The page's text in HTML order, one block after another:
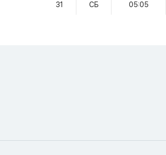
31 СБ 05:05